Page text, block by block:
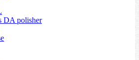
DA polisher